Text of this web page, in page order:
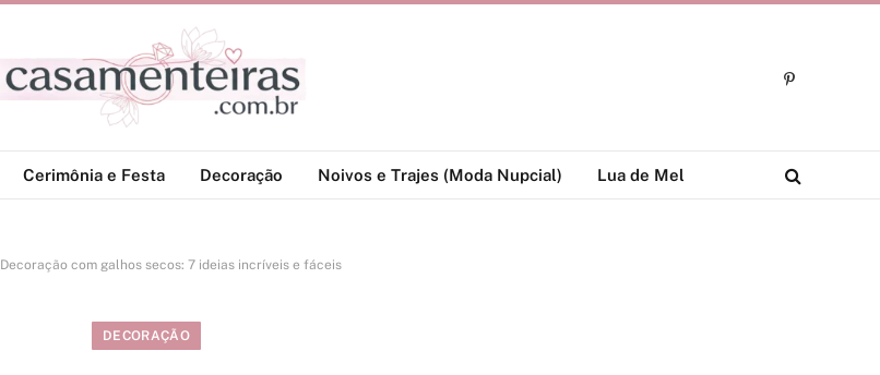
Pinterest
Cerimônia e Festa Decoração Noivos e Trajes (Moda Nupcial) Lua de Mel
Decoração com galhos secos: 7 ideias incríveis e fáceis
DECORAÇÃO